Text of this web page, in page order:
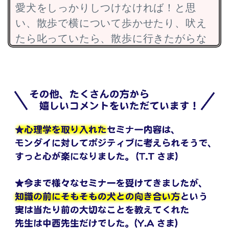
めました。
よりそうという実感
の「犬によりそい、ありのままを受け入
「わかりません！」と言ってしまったこ
とがあるのですが、「『わからない』っ
て言ってくれてありがとう」って言われ
たんです。その時、「よりそう」という
ことをすごく実感して、少しずつ「より
そイズム」が理解できるようになりまし
た。
愛犬をしっかりしつけなければ！と思
い、散歩で横について歩かせたり、吠え
たら叱っていたら、散歩に行きたがらな
ん読んだのですが、『犬のモンダイ行動
内容があり、書いた人に会いたい！とい
うことで、講座を受講しました。
あなたは今、幸せですか？
講座で「あなたは今、幸せですか」とい
う質問をされました。自分が幸せでなけ
れば、愛犬も周りも幸せにすることがで